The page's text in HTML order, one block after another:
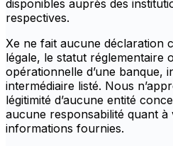
disponibles auprès des
respectives.
Xe ne fait aucune déclaration
légale, le statut réglementaire
opérationnelle d’une banque,
intermédiaire listé. Nous
légitimité d’aucune entité
aucune responsabilité quant à
informations fournies.